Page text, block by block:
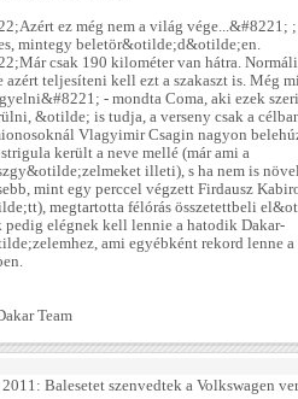
ez még nem a világ vége...&#8221;
mintegy beletör&otilde;d&otilde;en.
csak 190 kilométer van hátra.
azért teljesíteni kell ezt a szakaszt is. Még
- mondta Coma, aki ezek
&otilde; is tudja, a verseny csak a
Vlagyimir Csagin nagyon
került a neve mellé (már ami a
illeti), s ha nem is
mint egy perccel végzett Firdausz
megtartotta félórás összetettbeli
pedig elégnek kell lennie a hatodik Dakar-
ami egyébként rekord lenne a
Team
Balesetet szenvedtek a Volkswagen